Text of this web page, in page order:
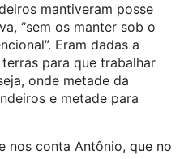
mantiveram posse
“sem os manter sob o
Eram dadas a
para que trabalhar
onde metade da
e metade para
nos conta Antônio, que no